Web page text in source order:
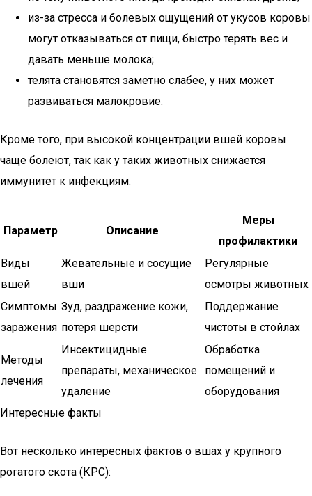
из-за стресса и болевых ощущений от укусов коровы
могут отказываться от пищи, быстро терять вес и
давать меньше молока;
телята становятся заметно слабее, у них может
развиваться малокровие.
Кроме того, при высокой концентрации вшей коровы
чаще болеют, так как у таких животных снижается
иммунитет к инфекциям.
Параметр Описание
Меры
профилактики
Виды
вшей
Жевательные и сосущие
вши
Регулярные
осмотры животных
Симптомы
заражения
Зуд, раздражение кожи,
потеря шерсти
Поддержание
чистоты в стойлах
Методы
лечения
Инсектицидные
препараты, механическое
удаление
Обработка
помещений и
оборудования
Интересные факты
Вот несколько интересных фактов о вшах у крупного
рогатого скота (КРС):